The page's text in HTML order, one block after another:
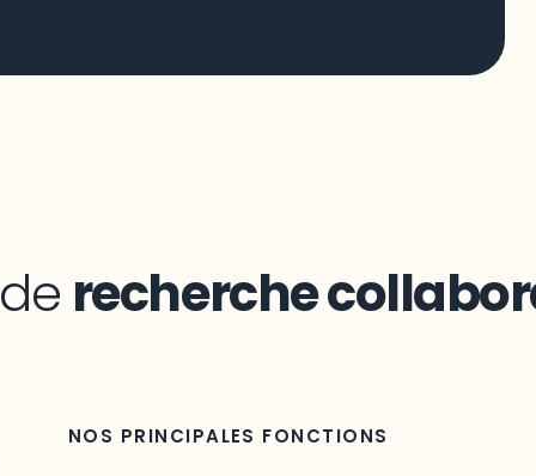
recherche
NOS PRINCIPALES FONCTIONS